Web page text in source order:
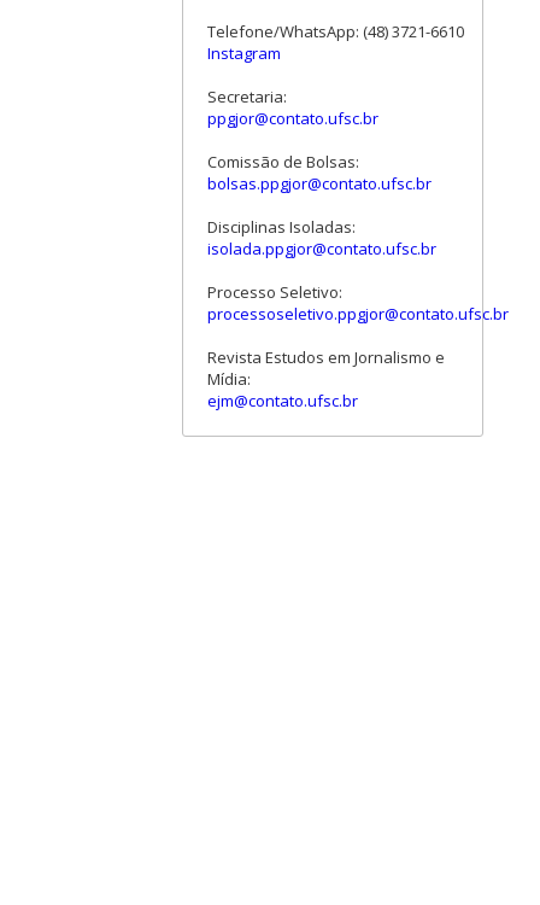
Telefone/WhatsApp: (48) 3721-6610
Instagram
Secretaria:
ppgjor@contato.ufsc.br
Comissão de Bolsas:
bolsas.ppgjor@contato.ufsc.br
Disciplinas Isoladas:
isolada.ppgjor@contato.ufsc.br
Processo Seletivo:
processoseletivo.ppgjor@contato.ufsc.br
Revista Estudos em Jornalismo e
Mídia:
ejm@contato.ufsc.br